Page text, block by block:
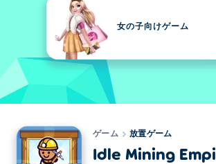
女の子向けゲーム
ゲーム 放置ゲーム
Idle Mining